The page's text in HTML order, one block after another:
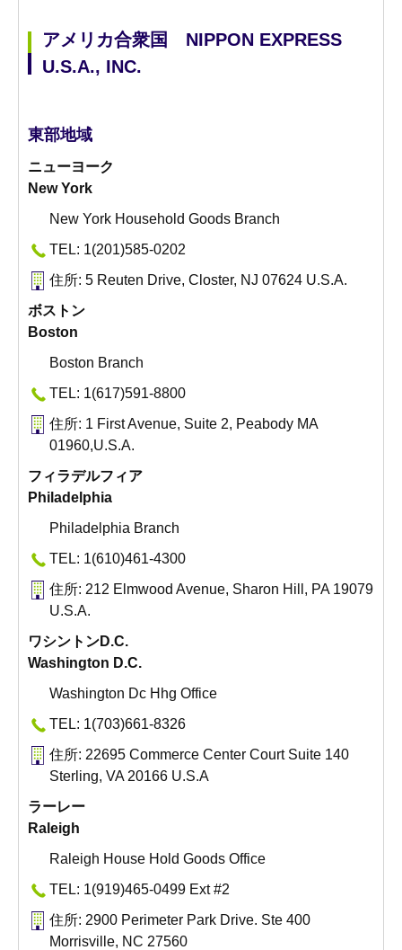
アメリカ合衆国 NIPPON EXPRESS
U.S.A., INC.
東部地域
ニューヨーク
New York
New York Household Goods Branch
TEL: 1(201)585-0202
住所: 5 Reuten Drive, Closter, NJ 07624 U.S.A.
ボストン
Boston
Boston Branch
TEL: 1(617)591-8800
住所: 1 First Avenue, Suite 2, Peabody MA
01960,U.S.A.
フィラデルフィア
Philadelphia
Philadelphia Branch
TEL: 1(610)461-4300
住所: 212 Elmwood Avenue, Sharon Hill, PA 19079
U.S.A.
ワシントンD.C.
Washington D.C.
Washington Dc Hhg Office
TEL: 1(703)661-8326
住所: 22695 Commerce Center Court Suite 140
Sterling, VA 20166 U.S.A
ラーレー
Raleigh
Raleigh House Hold Goods Office
TEL: 1(919)465-0499 Ext #2
住所: 2900 Perimeter Park Drive. Ste 400
Morrisville, NC 27560